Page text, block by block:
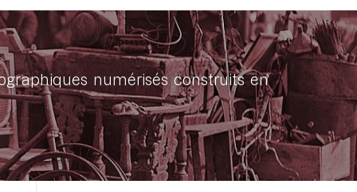
numérisés construits en